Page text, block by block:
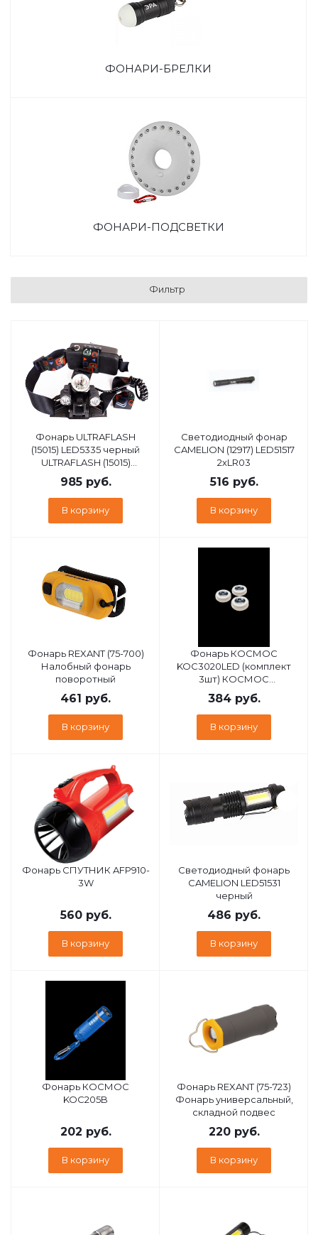
ФОНАРИ-БРЕЛКИ
ФОНАРИ-ПОДСВЕТКИ
Фильтр
Фонарь ULTRAFLASH
(15015) LED5335 черный
ULTRAFLASH (15015)
LED5335 черный
985руб.
В корзину
Cветодиодный фонар
CAMELION (12917) LED51517
2хLR03
516 руб.
В корзину
Фонарь REXANT (75-700)
Налобный фонарь
поворотный
461 руб.
В корзину
Фонарь КОСМОС
KOC3020LED (комплект
3шт) КОСМОС
KOC3020LED (комплект
3шт)
384руб.
В корзину
Фонарь СПУТНИК AFP910-
3W
560руб.
В корзину
Cветодиодный фонарь
CAMELION LED51531
черный
486 руб.
В корзину
Фонарь КОСМОС
KOC205B
202 руб.
В корзину
Фонарь REXANT (75-723)
Фонарь универсальный,
складной подвес
220руб.
В корзину